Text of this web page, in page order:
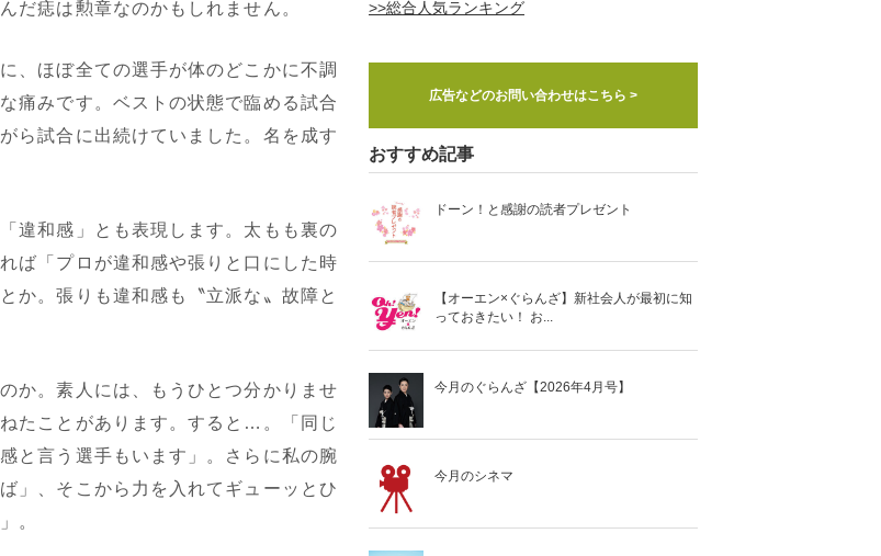
だ痣は勲章なのかもしれません。
、ほぼ全ての選手が体のどこかに不調
痛みです。ベストの状態で臨める試合
ら試合に出続けていました。名を成す
違和感」とも表現します。太もも裏の
ば「プロが違和感や張りと口にした時
か。張りも違和感も〝立派な〟故障と
か。素人には、もうひとつ分かりませ
たことがあります。すると…。「同じ
と言う選手もいます」。さらに私の腕
」、そこから力を入れてギューッとひ
。
>>総合人気ランキング
広告などのお問い合わせはこちら >
おすすめ記事
ドーン！と感謝の読者プレゼント
【オーエン×ぐらんざ】新社会人が最初に知
っておきたい！ お...
今月のぐらんざ【2026年4月号】
今月のシネマ